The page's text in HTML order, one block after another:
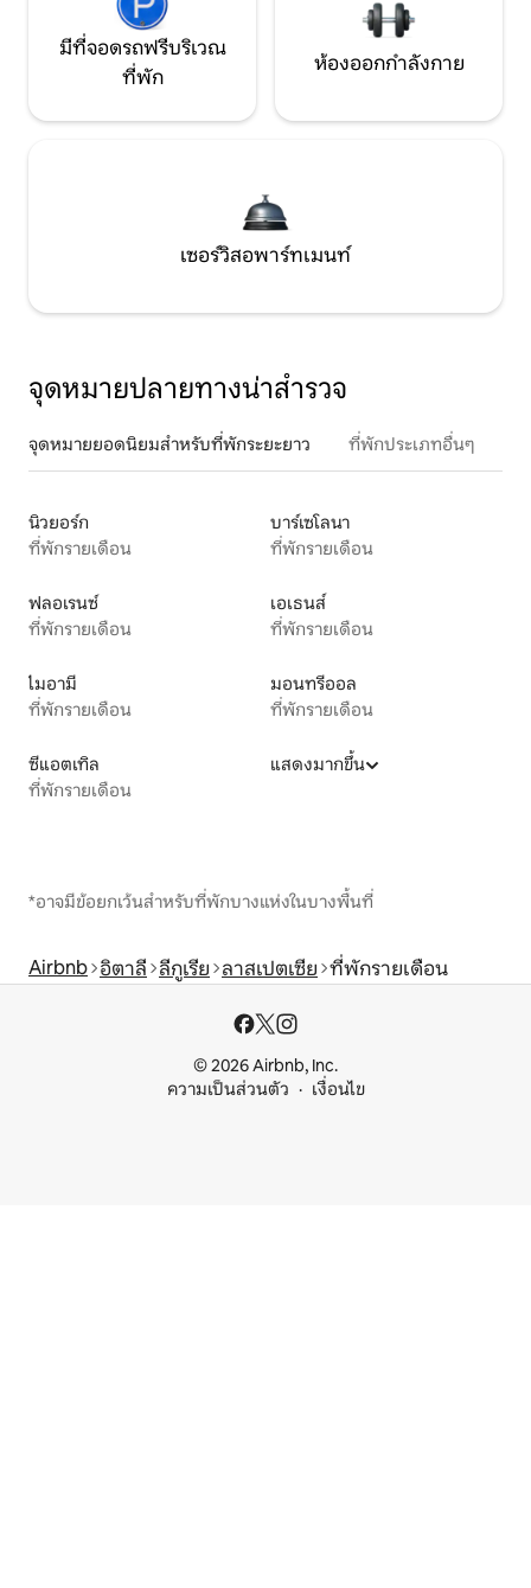
มีที่จอดรถฟรีบริเวณ
ที่พัก
ห้องออกกำลังกาย
เซอร์วิสอพาร์ทเมนท์
จุดหมายปลายทางน่าสำรวจ
จุดหมายยอดนิยมสำหรับที่พักระยะยาว ที่พักประเภทอื่นๆ
นิวยอร์ก
ที่พักรายเดือน
บาร์เซโลนา
ที่พักรายเดือน
ฟลอเรนซ์
ที่พักรายเดือน
เอเธนส์
ที่พักรายเดือน
ไมอามี
ที่พักรายเดือน
มอนทรีออล
ที่พักรายเดือน
ซีแอตเทิล
ที่พักรายเดือน
แสดงมากขึ้น
*อาจมีข้อยกเว้นสำหรับที่พักบางแห่งในบางพื้นที่
Airbnb อิตาลี ลีกูเรีย ลาสเปตเซีย ที่พักรายเดือน
© 2026 Airbnb, Inc.
ความเป็นส่วนตัว
เงื่อนไข